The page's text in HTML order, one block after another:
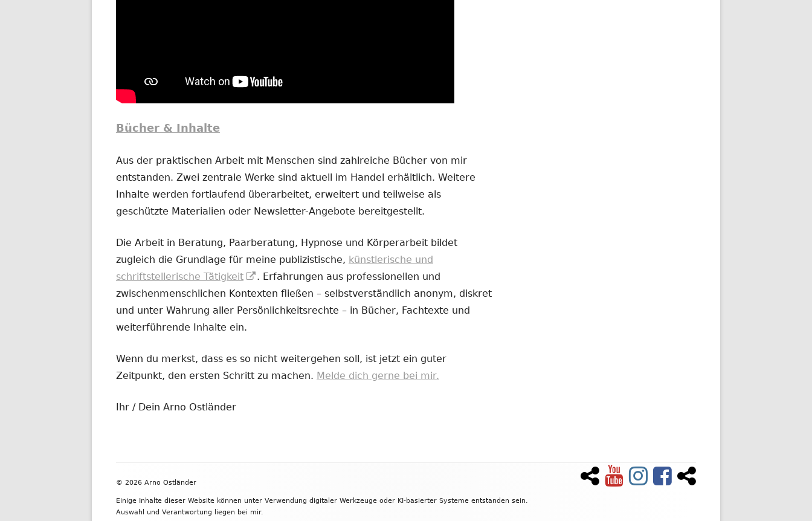
Bücher & Inhalte
Aus der praktischen Arbeit mit Menschen sind zahlreiche Bücher von mir
entstanden. Zwei zentrale Werke sind aktuell im Handel erhältlich. Weitere
Inhalte werden fortlaufend überarbeitet, erweitert und teilweise als
geschützte Materialien oder Newsletter-Angebote bereitgestellt.
Die Arbeit in Beratung, Paarberatung, Hypnose und Körperarbeit bildet
zugleich die Grundlage für meine publizistische, künstlerische und
schriftstellerische Tätigkeit
In
neuem
Fenster
. Erfahrungen aus professionellen und
zwischenmenschlichen Kontexten fließen – selbstverständlich anonym, diskret
und unter Wahrung aller Persönlichkeitsrechte – in Bücher, Fachtexte und
weiterführende Inhalte ein.
Wenn du merkst, dass es so nicht weitergehen soll, ist jetzt ein guter
Zeitpunkt, den ersten Schritt zu machen. Melde dich gerne bei mir.
Ihr / Dein Arno Ostländer
Inhalt
© 2026 Arno Ostländer
Einige Inhalte dieser Website können unter Verwendung digitaler Werkzeuge oder KI-basierter Systeme entstanden sein.
Auswahl und Verantwortung liegen bei mir.
NewsletterYouTubeInstagramFacebookTiktok